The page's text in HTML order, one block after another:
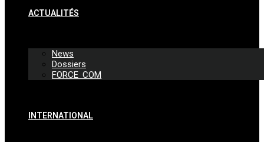
ACTUALITÉS
News
Dossiers
FORCE COM
INTERNATIONAL